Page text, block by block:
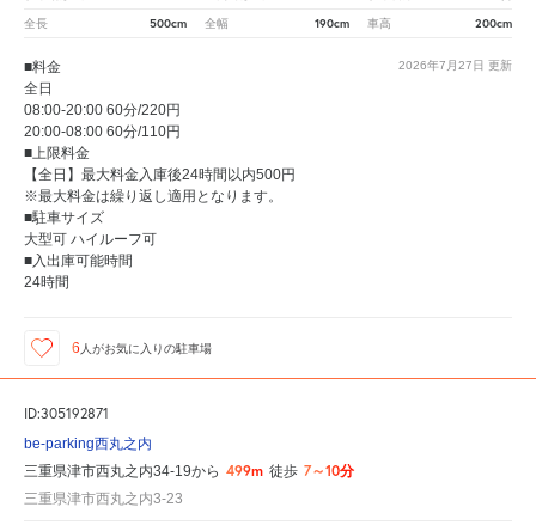
全長 500cm 全幅 190cm 車高 200cm
2026年7月27日 更新
■料金
全日
08:00-20:00 60分/220円
20:00-08:00 60分/110円
■上限料金
【全日】最大料金入庫後24時間以内500円
※最大料金は繰り返し適用となります。
■駐車サイズ
大型可 ハイルーフ可
■入出庫可能時間
24時間
6 人がお気に入りの駐車場
ID:305192871
be-parking西丸之内
三重県津市西丸之内34-19から 499m 徒歩 7～10分
三重県津市西丸之内3-23